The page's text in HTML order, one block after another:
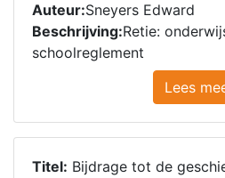
Auteur:Sneyers Edward
Beschrijving:Retie:
schoolreglement
Lees
Titel: Bijdrage tot de